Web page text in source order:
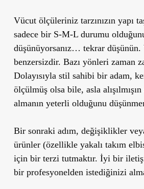
Vücut ölçüleriniz tarzınızın yapı
sadece bir S-M-L durumu
düşünüyorsanız… tekrar düşünün.
benzersizdir. Bazı yönleri zaman
Dolayısıyla stil sahibi bir adam,
ölçülmüş olsa bile, asla alışılmışın
almanın yeterli olduğunu
Bir sonraki adım, değişiklikler
ürünler (özellikle yakalı takım
için bir terzi tutmaktır. İyi bir
bir profesyonelden istediğinizi